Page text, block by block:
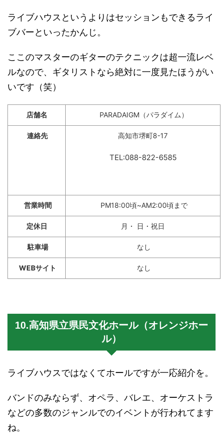
ライブハウスというよりはセッションもできるライ
ブバーといったかんじ。
ここのマスターのギターのテクニックは超一流レベ
ルなので、ギタリストなら絶対に一度見たほうがい
いです（笑）
店舗名 PARADAIGM（パラダイム）
連絡先 高知市堺町8-17
TEL:088-822-6585
営業時間 PM18:00頃~AM2:00頃まで
定休日 月・ 日・祝日
駐車場 なし
WEBサイト なし
10.高知県立県民文化ホール（オレンジホー
ル）
ライブハウスではなくてホールですが一応紹介を。
バンドのみならず、オペラ、バレエ、オーケストラ
などの多数のジャンルでのイベントが行われてます
ね。